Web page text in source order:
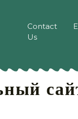
Contact
Us